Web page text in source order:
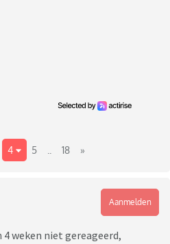
4 5 18 »
Aanmelden
weken niet gereageerd,